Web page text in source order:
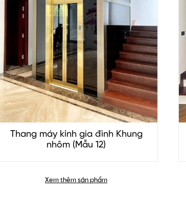
Thang máy kính gia đình Khung
nhôm (Mẫu 12)
Xem thêm sản phẩm